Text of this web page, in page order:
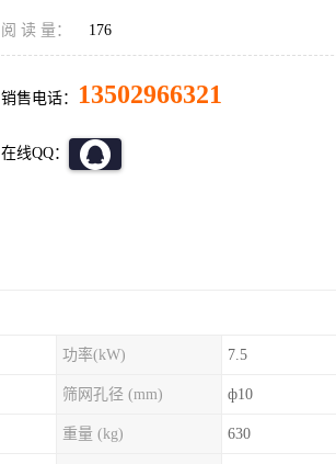
阅 读 量： 176
销售电话： 13502966321
在线QQ：
功率(kW) 7.5
筛网孔径 (mm) ф10
重量 (kg) 630